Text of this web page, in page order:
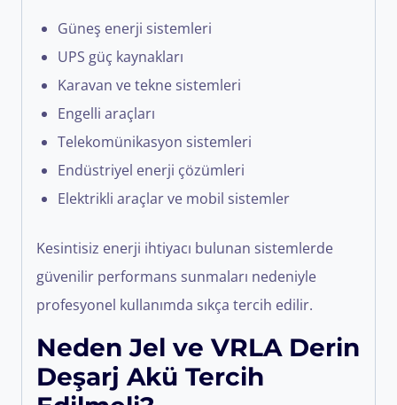
Güneş enerji sistemleri
UPS güç kaynakları
Karavan ve tekne sistemleri
Engelli araçları
Telekomünikasyon sistemleri
Endüstriyel enerji çözümleri
Elektrikli araçlar ve mobil sistemler
Kesintisiz enerji ihtiyacı bulunan sistemlerde
güvenilir performans sunmaları nedeniyle
profesyonel kullanımda sıkça tercih edilir.
Neden Jel ve VRLA Derin
Deşarj Akü Tercih